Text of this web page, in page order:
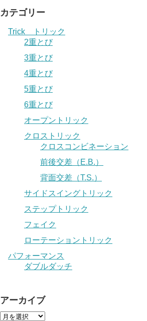
カテゴリー
Trick トリック
2重とび
3重とび
4重とび
5重とび
6重とび
オープントリック
クロストリック
クロスコンビネーション
前後交差（E.B.）
背面交差（T.S.）
サイドスイングトリック
ステップトリック
フェイク
ローテーショントリック
パフォーマンス
ダブルダッチ
アーカイブ